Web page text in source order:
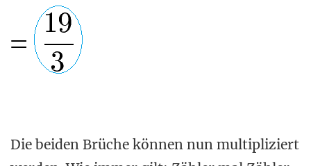
Die beiden Brüche können nun multipliziert